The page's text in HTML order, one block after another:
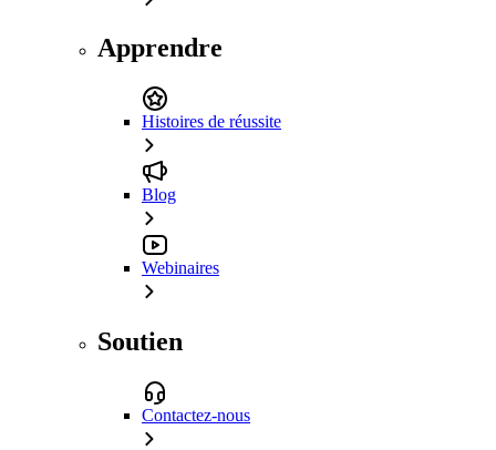
Apprendre
Histoires de réussite
Blog
Webinaires
Soutien
Contactez-nous